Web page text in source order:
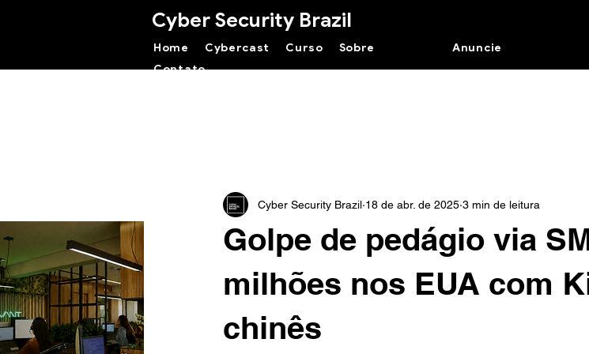
Cyber Security Brazil
Anuncie
Home Cybercast Curso
Sobre
Contato
Golpe de pedágio via
milhões nos EUA com
chinês
Cyber Security Brazil 18 de abr. de 2025 3 min de leitura